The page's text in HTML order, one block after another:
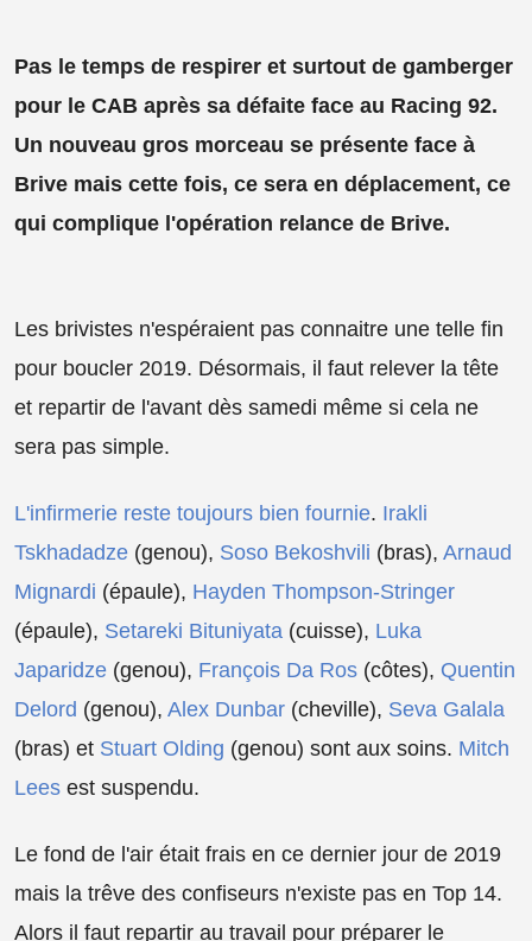
Pas le temps de respirer et surtout de gamberger
pour le CAB après sa défaite face au Racing 92.
Un nouveau gros morceau se présente face à
Brive mais cette fois, ce sera en déplacement, ce
qui complique l'opération relance de Brive.
Les brivistes n'espéraient pas connaitre une telle fin
pour boucler 2019. Désormais, il faut relever la tête
et repartir de l'avant dès samedi même si cela ne
sera pas simple.
L'infirmerie reste toujours bien fournie. Irakli
Tskhadadze (genou), Soso Bekoshvili (bras), Arnaud
Mignardi (épaule), Hayden Thompson-Stringer
(épaule), Setareki Bituniyata (cuisse), Luka
Japaridze (genou), François Da Ros (côtes), Quentin
Delord (genou), Alex Dunbar (cheville), Seva Galala
(bras) et Stuart Olding (genou) sont aux soins. Mitch
Lees est suspendu.
Le fond de l'air était frais en ce dernier jour de 2019
mais la trêve des confiseurs n'existe pas en Top 14.
Alors il faut repartir au travail pour préparer le